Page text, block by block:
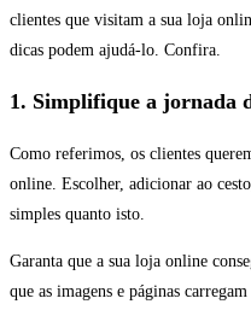
clientes que visitam a sua loja
dicas podem ajudá-lo. Confira.
1. Simplifique a jornada
Como referimos, os clientes
online. Escolher, adicionar ao
simples quanto isto.
Garanta que a sua loja online
que as imagens e páginas